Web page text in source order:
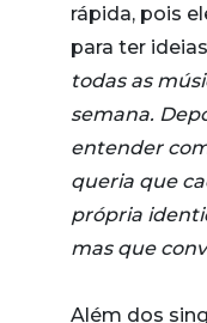
rápida, pois
para ter
todas as
semana.
entender
queria que
própria
mas que
Além dos